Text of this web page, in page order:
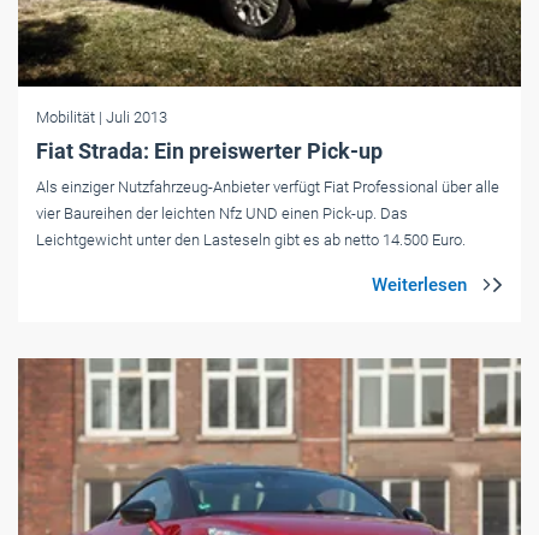
Mobilität | Juli 2013
Fiat Strada: Ein preiswerter Pick-up
Als einziger Nutzfahrzeug-Anbieter verfügt Fiat Professional über alle
vier Baureihen der leichten Nfz UND einen Pick-up. Das
Leichtgewicht unter den Lasteseln gibt es ab netto 14.500 Euro.